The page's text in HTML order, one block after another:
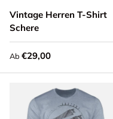
Vintage Herren T-Shirt
Schere
Ab Normaler Preis
€29,00